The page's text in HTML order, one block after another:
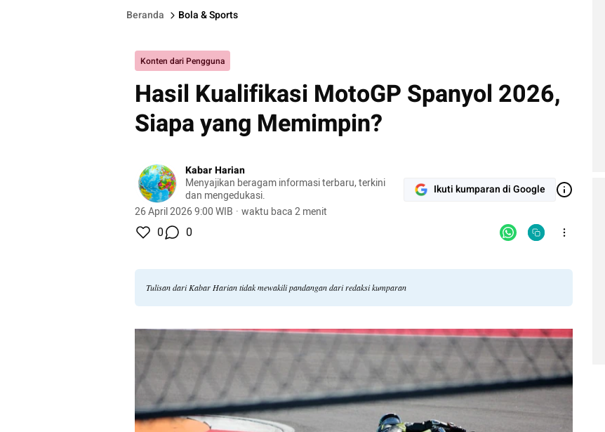
Beranda Bola & Sports
Konten dari Pengguna
Hasil Kualifikasi MotoGP Spanyol 2026,
Siapa yang Memimpin?
Kabar Harian
Menyajikan beragam informasi terbaru, terkini
dan mengedukasi.
26 April 2026 9:00 WIB · waktu baca 2 menit
Ikuti kumparan di Google
0 0
Tulisan dari Kabar Harian tidak mewakili pandangan dari redaksi kumparan